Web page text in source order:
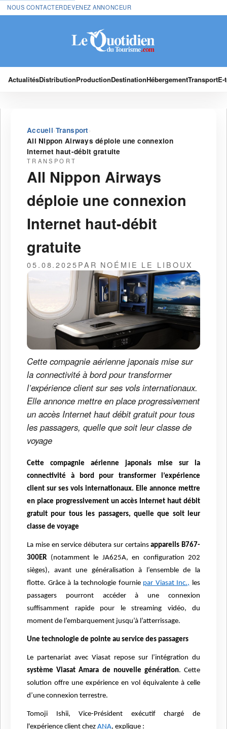
NOUS CONTACTERDEVENEZ ANNONCEUR
ActualitésDistributionProductionDestinationHébergementTransport
Accueil›Transport ›
All Nippon Airways déploie une connexion
Internet haut-débit gratuite
TRANSPORT
All Nippon Airways
déploie une connexion
Internet haut-débit
gratuite
05.08.2025PAR NOÉMIE LE LIBOUX
Cette compagnie aérienne japonais mise sur
la connectivité à bord pour transformer
l’expérience client sur ses vols internationaux.
Elle annonce mettre en place progressivement
un accès Internet haut débit gratuit pour tous
les passagers, quelle que soit leur classe de
voyage
Cette compagnie aérienne japonais mise sur la
connectivité à bord pour transformer l’expérience
client sur ses vols internationaux. Elle annonce mettre
en place progressivement un accès Internet haut débit
gratuit pour tous les passagers, quelle que soit leur
classe de voyage
La mise en service débutera sur certainsappareils B767-
300ER (notamment le JA625A, en configuration 202
sièges), avant une généralisation à l’ensemble de la
flotte. Grâce à la technologie fournie par Viasat Inc., les
passagers pourront accéder à une connexion
suffisamment rapide pour le streaming vidéo, du
moment de l’embarquement jusqu’à l’atterrissage.
Une technologie de pointe au service des passagers
Le partenariat avec Viasat repose sur l’intégration du
système Viasat Amara de nouvelle génération. Cette
solution offre une expérience en vol équivalente à celle
d’une connexion terrestre.
Tomoji Ishii, Vice-Président exécutif chargé de
l'expérience client chez ANA, explique :